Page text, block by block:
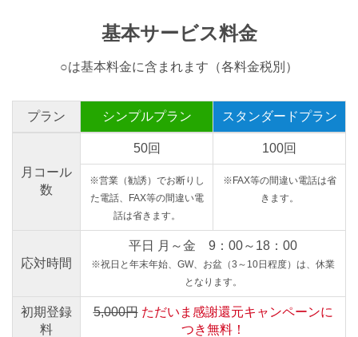
基本サービス料金
○は基本料金に含まれます（各料金税別）
プラン シンプルプラン スタンダードプラン
月コール
数
50回 100回
※営業（勧誘）でお断りし
た電話、FAX等の間違い電
話は省きます。
※FAX等の間違い電話は省
きます。
応対時間
平日 月～金 9：00～18：00
※祝日と年末年始、GW、お盆（3～10日程度）は、休業
となります。
初期登録
料
5,000円 ただいま感謝還元キャンペーンに
つき無料！